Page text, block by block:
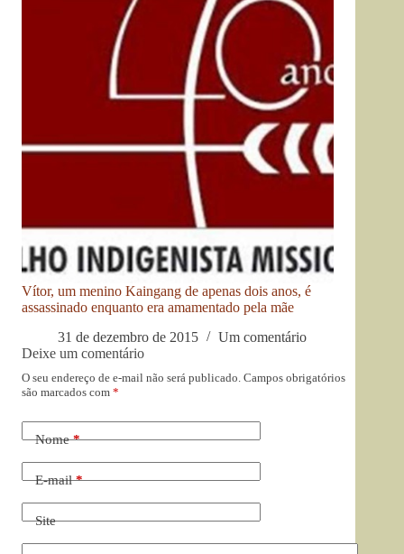
Vítor, um menino Kaingang de apenas dois anos, é
assassinado enquanto era amamentado pela mãe
31 de dezembro de 2015
Um comentário
Deixe um comentário
O seu endereço de e-mail não será publicado. Campos obrigatórios
são marcados com *
Nome*
E-mail*
Site